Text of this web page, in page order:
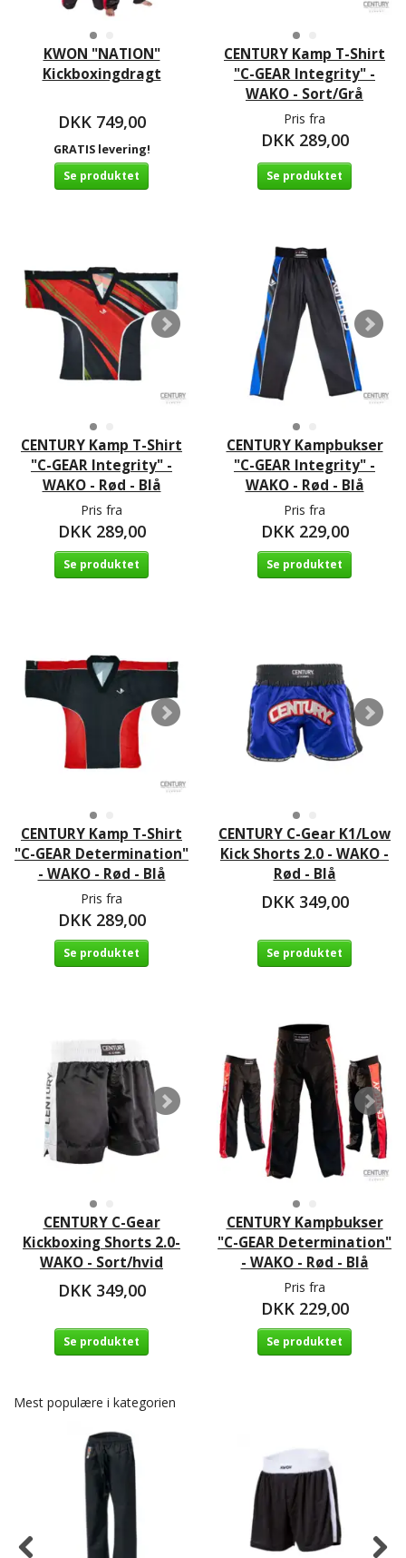
KWON "NATION"
Kickboxingdragt
DKK 749,00
GRATIS levering!
Se produktet
CENTURY Kamp T-Shirt
"C-GEAR Integrity" -
WAKO - Sort/Grå
Pris fra
DKK 289,00
Se produktet
CENTURY Kamp T-Shirt
"C-GEAR Integrity" -
WAKO - Rød - Blå
Pris fra
DKK 289,00
Se produktet
CENTURY Kampbukser
"C-GEAR Integrity" -
WAKO - Rød - Blå
Pris fra
DKK 229,00
Se produktet
CENTURY Kamp T-Shirt
"C-GEAR Determination"
- WAKO - Rød - Blå
Pris fra
DKK 289,00
Se produktet
CENTURY C-Gear K1/Low
Kick Shorts 2.0 - WAKO -
Rød - Blå
DKK 349,00
Se produktet
CENTURY C-Gear
Kickboxing Shorts 2.0-
WAKO - Sort/hvid
DKK 349,00
Se produktet
CENTURY Kampbukser
"C-GEAR Determination"
- WAKO - Rød - Blå
Pris fra
DKK 229,00
Se produktet
Mest populære i kategorien